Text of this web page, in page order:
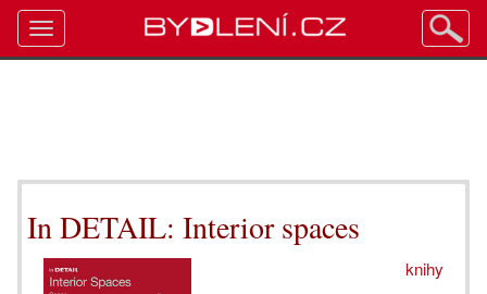
In DETAIL: Interior spaces
knihy
Toggle
navigation